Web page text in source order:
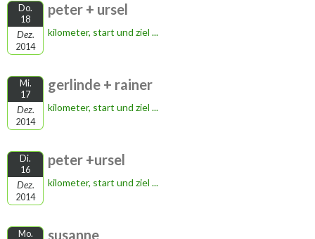
Do.
18
Dez.
2014
peter + ursel
kilometer, start und ziel ...
Mi.
17
Dez.
2014
gerlinde + rainer
kilometer, start und ziel ...
Di.
16
Dez.
2014
peter +ursel
kilometer, start und ziel ...
Mo.
susanne